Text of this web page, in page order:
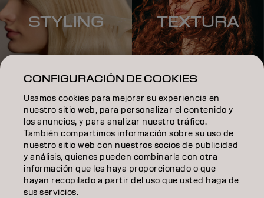
STYLING TEXTURA
COLOR
CUIDADO
CONFIGURACIÓN DE COOKIES
Usamos cookies para mejorar su experiencia en
nuestro sitio web, para personalizar el contenido y
los anuncios, y para analizar nuestro tráfico.
También compartimos información sobre su uso de
nuestro sitio web con nuestros socios de publicidad
y análisis, quienes pueden combinarla con otra
información que les haya proporcionado o que
hayan recopilado a partir del uso que usted haga de
sus servicios.